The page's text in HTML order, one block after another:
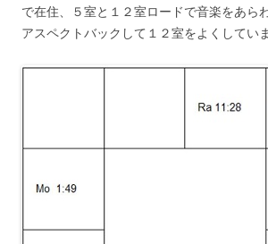
で在住、５室と１２室ロードで音楽をあら
アスペクトバックして１２室をよくしていま